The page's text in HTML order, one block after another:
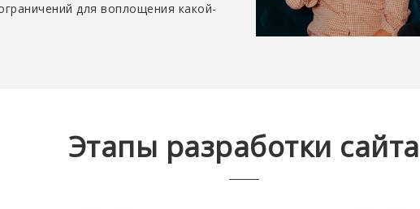
для воплощения какой-
Этапы разработки сайта